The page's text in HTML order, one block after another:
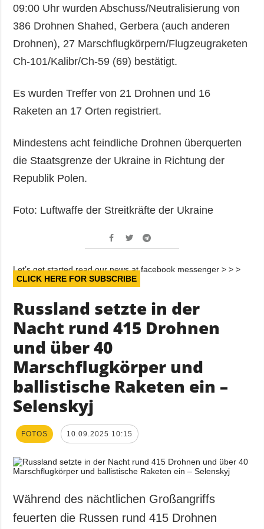
09:00 Uhr wurden Abschuss/Neutralisierung von
386 Drohnen Shahed, Gerbera (auch anderen
Drohnen), 27 Marschflugkörpern/Flugzeugraketen
Ch-101/Kalibr/Ch-59 (69) bestätigt.
Es wurden Treffer von 21 Drohnen und 16
Raketen an 17 Orten registriert.
Mindestens acht feindliche Drohnen überquerten
die Staatsgrenze der Ukraine in Richtung der
Republik Polen.
Foto: Luftwaffe der Streitkräfte der Ukraine
Let’s get started read our news at facebook messenger > > >
CLICK HERE FOR SUBSCRIBE
Russland setzte in der
Nacht rund 415 Drohnen
und über 40
Marschflugkörper und
ballistische Raketen ein –
Selenskyj
FOTOS 10.09.2025 10:15
Während des nächtlichen Großangriffs
feuerten die Russen rund 415 Drohnen